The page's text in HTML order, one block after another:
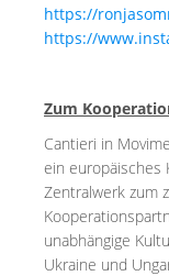
https://
https://
Zum
Cantieri in
ein europäisches
Zentralwerk zum
unabhängige
Ukraine und